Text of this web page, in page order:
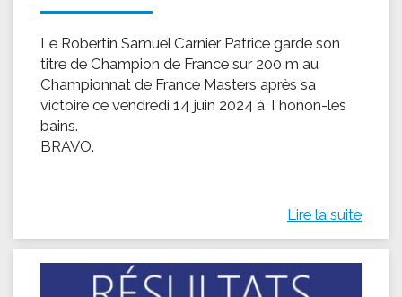
Le Robertin Samuel Carnier Patrice garde son
titre de Champion de France sur 200 m au
Championnat de France Masters après sa
victoire ce vendredi 14 juin 2024 à Thonon-les
bains.
BRAVO.
Lire la suite